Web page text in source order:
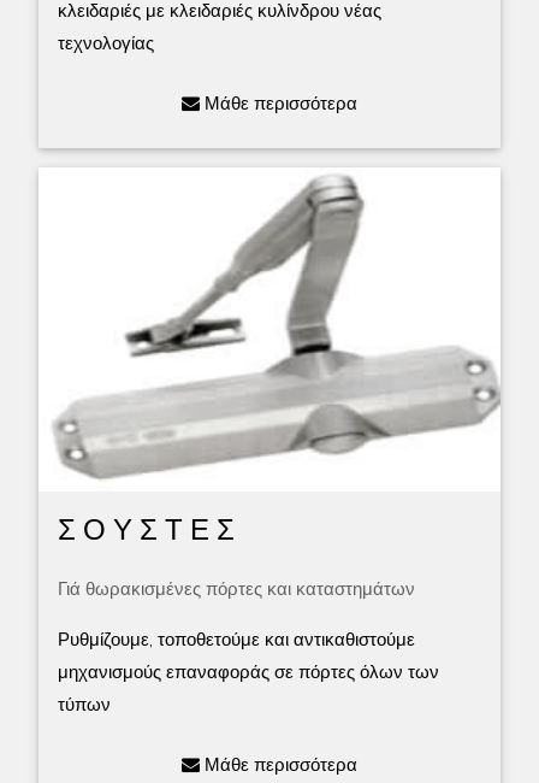
κλειδαριές με κλειδαριές κυλίνδρου νέας
τεχνολογίας
Μάθε περισσότερα
Σ Ο Υ Σ Τ Ε Σ
Γιά θωρακισμένες πόρτες και καταστημάτων
Ρυθμίζουμε, τοποθετούμε και αντικαθιστούμε
μηχανισμούς επαναφοράς σε πόρτες όλων των
τύπων
Μάθε περισσότερα